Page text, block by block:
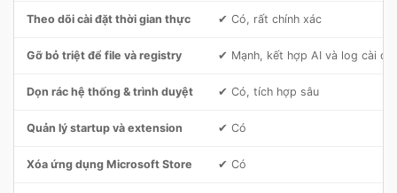
Theo dõi cài đặt thời gian thực ✔ Có, rất chính xác
Gỡ bỏ triệt để file và registry ✔ Mạnh, kết hợp AI và log cài đặt
Dọn rác hệ thống & trình duyệt ✔ Có, tích hợp sâu
Quản lý startup và extension ✔ Có
Xóa ứng dụng Microsoft Store ✔ Có